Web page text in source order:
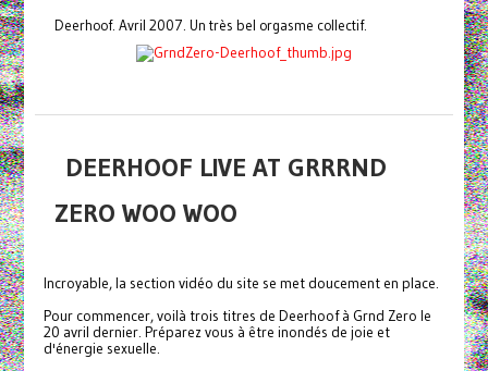
Deerhoof. Avril 2007. Un très bel orgasme collectif.
DEERHOOF LIVE AT GRRRND
ZERO WOO WOO
Incroyable, la section vidéo du site se met doucement en place.
Pour commencer, voilà trois titres de Deerhoof à Grnd Zero le
20 avril dernier. Préparez vous à être inondés de joie et
d'énergie sexuelle.